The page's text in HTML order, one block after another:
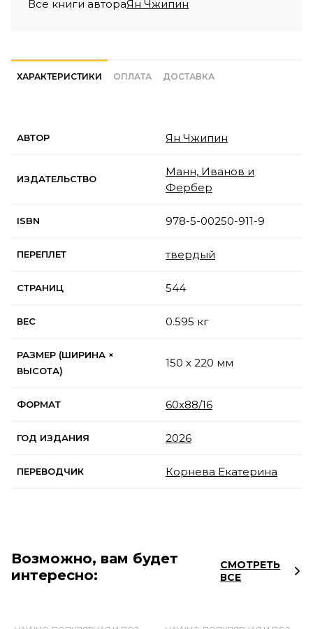
Все книги автораЯн Чжипин
ХАРАКТЕРИСТИКИ ОПЛАТА ДОСТАВКА
АВТОР Ян Чжипин
ИЗДАТЕЛЬСТВО
Манн, Иванов и
Фербер
ISBN 978-5-00250-911-9
ПЕРЕПЛЕТ твердый
СТРАНИЦ 544
ВЕС 0.595 кг
РАЗМЕР (ШИРИНА ×
ВЫСОТА)
150 x 220 мм
ФОРМАТ 60x88/16
ГОД ИЗДАНИЯ 2026
ПЕРЕВОДЧИК Корнева Екатерина
Возможно, вам будет
интересно:
СМОТРЕТЬ
ВСЕ